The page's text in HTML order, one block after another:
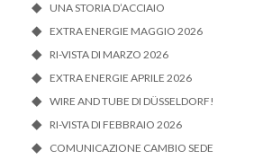
UNA STORIA D’ACCIAIO
EXTRA ENERGIE MAGGIO 2026
RI-VISTA DI MARZO 2026
EXTRA ENERGIE APRILE 2026
WIRE AND TUBE DI DÜSSELDORF!
RI-VISTA DI FEBBRAIO 2026
COMUNICAZIONE CAMBIO SEDE